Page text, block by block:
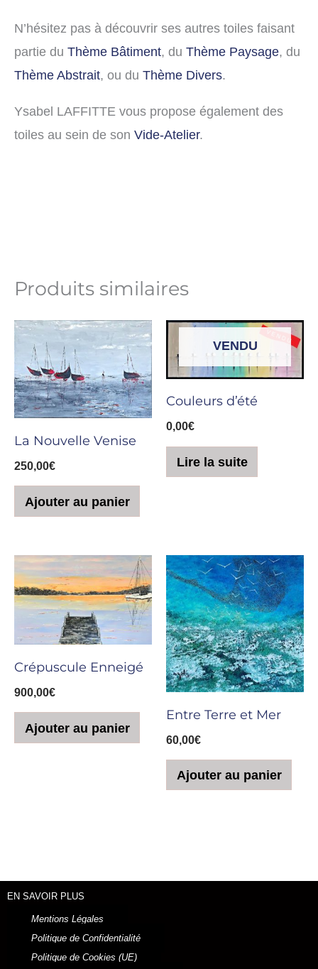
N’hésitez pas à découvrir ses autres toiles faisant
partie du Thème Bâtiment, du Thème Paysage, du
Thème Abstrait, ou du Thème Divers.
Ysabel LAFFITTE vous propose également des
toiles au sein de son Vide-Atelier.
Produits similaires
La Nouvelle Venise
250,00€
Ajouter au panier
VENDU
Couleurs d’été
0,00€
Lire la suite
Crépuscule Enneigé
900,00€
Ajouter au panier
Entre Terre et Mer
60,00€
Ajouter au panier
EN SAVOIR PLUS
Mentions Légales
Politique de Confidentialité
Politique de Cookies (UE)